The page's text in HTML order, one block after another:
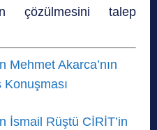
çözülmesini talep
Mehmet Akarca’nın
Konuşması
İsmail Rüştü CİRİT’in